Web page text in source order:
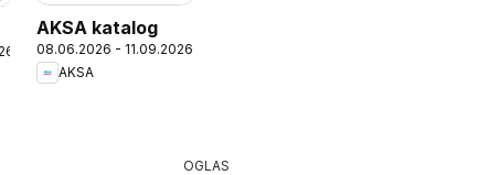
AKSA katalog
08.06.2026 - 11.09.2026
AKSA
OGLAS